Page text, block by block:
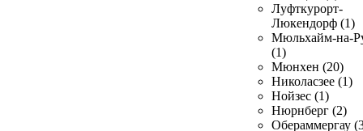
Луфткурорт-
Люкендорф (1)
Мюльхайм-на-
(1)
Мюнхен (20)
Николасзее (1)
Нойзес (1)
Нюрнберг (2)
Обераммергау